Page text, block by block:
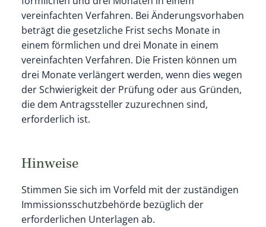
vereinfachten Verfahren. Bei Änderungsvorhaben
beträgt die gesetzliche Frist sechs Monate in
einem förmlichen und drei Monate in einem
vereinfachten Verfahren. Die Fristen können um
drei Monate verlängert werden, wenn dies wegen
der Schwierigkeit der Prüfung oder aus Gründen,
die dem Antragssteller zuzurechnen sind,
erforderlich ist.
Hinweise
Stimmen Sie sich im Vorfeld mit der zuständigen
Immissionsschutzbehörde bezüglich der
erforderlichen Unterlagen ab.